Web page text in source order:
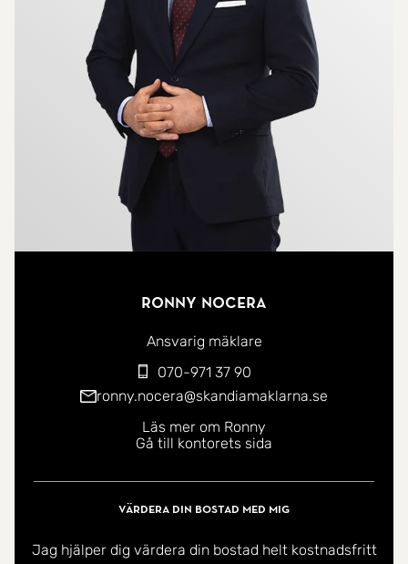
Plejdbelysning, spotlights och fler eluttag har
installerats för att höja både komfort och funktion.
Planlösningen är trivsam och lättmöblerad med
sociala ytor, ett rofyllt sovrum och ett fräscht
badrum som nyligen uppdaterats. Den inglasade
balkongen blir snabbt en favoritplats med
utrymme för både en liten loungegrupp eller
närhet till service, kommunikationer och
grönområden samtidigt som city finns inom
bekvämt avstånd. Ett hem för dig som söker något
inflyttningsklart där mycket redan är gjort.
Ronny Nocera
Ansvarig mäklare
070-971 37 90
ronny.nocera@skandiamaklarna.se
Läs mer om Ronny
Gå till kontorets sida
Värdera din bostad med mig
Jag hjälper dig värdera din bostad helt kostnadsfritt